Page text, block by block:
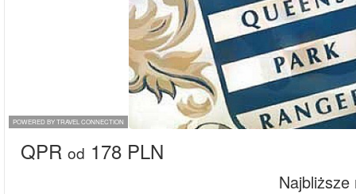
POWERED BY TRAVEL CONNECTION
QPR od 178 PLN
Najbliższe